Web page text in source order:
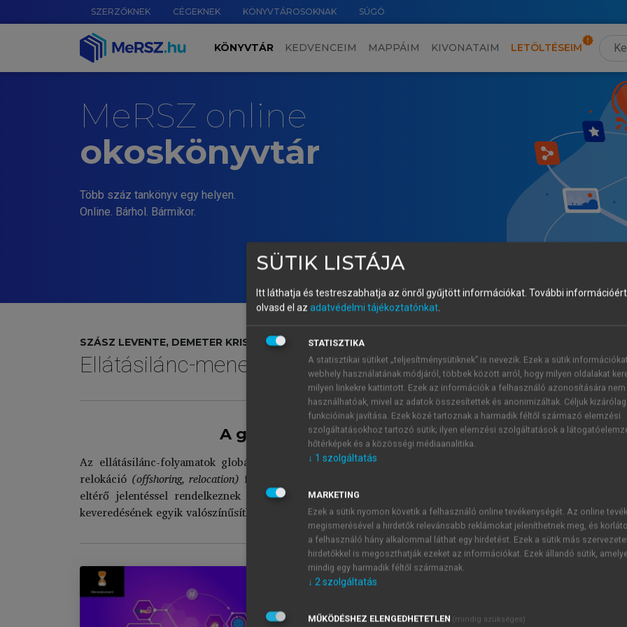
SZERZŐKNEK CÉGEKNEK KÖNYVTÁROSOKNAK SÚGÓ
KÖNYVTÁR KEDVENCEIM MAPPÁIM KIVONATAIM LETÖLTÉSEIM
MeRSZ online
okoskönyvtár
Több száz tankönyv egy helyen.
Online. Bárhol. Bármikor.
SZÁSZ LEVENTE, DEMETER KRISZTINA (SZERK.)
Ellátásilánc-menedzsment
A globális áthelyezés és kiszervezés fogalmak
Az ellátásilánc-folyamatok globális szétdarabolódásának tárgyalásában a globális kiszervezés
relokáció (offshoring, relocation) fogalmak gyakran megjelennek. Sokszor ezeket a fogalmakat egymás
eltérő jelentéssel rendelkeznek aszerint, hogy a földrajzi vagy a tulajdonosi dimenzióban
keveredésének egyik valószínűsíthető oka az, hogy bizonyos esetekben a két jelenség együttesen megy végbe.
TARTALOMJEGYZÉK
ELLÁTÁSILÁNC-MENEDZSMENT
SÜTIK LISTÁJA
Itt láthatja és testreszabhatja az önről gyűjtött információkat. További
olvasd el az adatvédelmi tájékoztatónkat.
STATISZTIKA
A statisztikai sütiket „teljesítménysütiknek” is nevezik. Ezek a sütik
webhely használatának módjáról, többek között arról, hogy milyen oldalakat
milyen linkekre kattintott. Ezek az információk a felhasználó azonosítására nem
használhatóak, mivel az adatok összesítettek és anonimizáltak. Céljuk
funkcióinak javítása. Ezek közé tartoznak a harmadik féltől származó elemzési
szolgáltatásokhoz tartozó sütik; ilyen elemzési szolgáltatások a
hőtérképek és a közösségi médiaanalitika.
↓ 1 szolgáltatás
MARKETING
Ezek a sütik nyomon követik a felhasználó online tevékenységét. Az online
megismerésével a hirdetők relevánsabb reklámokat jeleníthetnek meg, és
a felhasználó hány alkalommal láthat egy hirdetést. Ezek a sütik más
hirdetőkkel is megoszthatják ezeket az információkat. Ezek állandó sütik,
mindig egy harmadik féltől származnak.
↓ 2szolgáltatás
MŰKÖDÉSHEZ ELENGEDHETETLEN (mindig szükséges)